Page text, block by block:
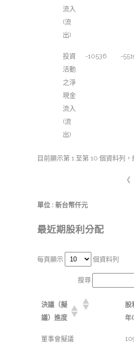
流入
(流
出)
投資
活動
之淨
現金
流入
(流
出)
-10536 -
目前顯示第 1 至第 10 個資料列，
❮
單位 : 新台幣仟元
最近期股利分配
每頁顯示 個資料列
搜尋:
決議（擬
議）進度
股
年
董事會擬議